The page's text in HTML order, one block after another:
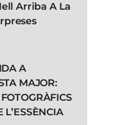
Arriba A La
A
MAJOR: